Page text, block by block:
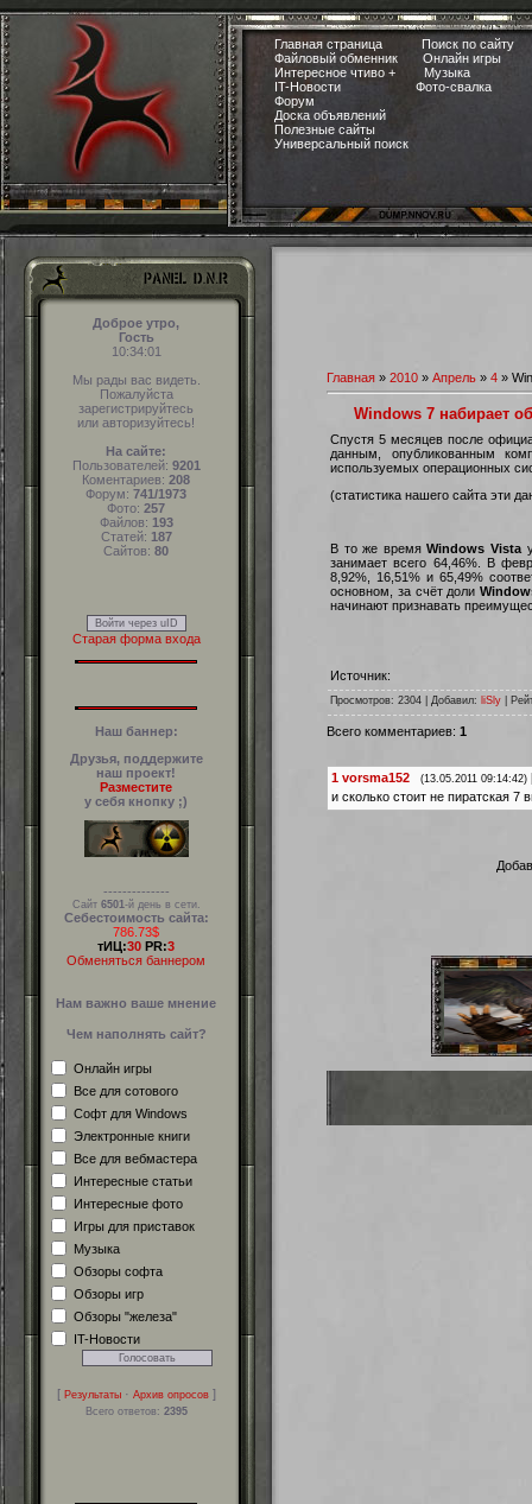
Главная страница
Поиск по сайту
Файловый обменник
Онлайн игры
Интересное чтиво +
Музыка
IT-Новости
Фото-свалка
Форум
Доска объявлений
Полезные сайты
Универсальный поиск
Доброе утро,
Гость
10:34:02
Мы рады вас видеть.
Пожалуйста
зарегистрируйтесь
или авторизуйтесь!
На сайте:
Пользователей: 9201
Коментариев: 208
Форум: 741/1973
Фото: 257
Файлов: 193
Статей: 187
Сайтов: 80
Войти через uID
Старая форма входа
Наш баннер:
Друзья, поддержите
наш проект!
Разместите
у себя кнопку ;)
--------------
Сайт 6501 -й день в сети.
Себестоимость сайта:
786.73$
тИЦ:30 PR:3
Обменяться баннером
Нам важно ваше мнение
Чем наполнять сайт?
Онлайн игры
Все для сотового
Софт для Windows
Электронные книги
Все для вебмастера
Интересные статьи
Интересные фото
Игры для приставок
Музыка
Обзоры софта
Обзоры игр
Обзоры "железа"
IT-Новости
[ Результаты· Архив опросов]
Всего ответов: 2395
Главная » 2010 » Апрель » 4 »
Windows 7 набирает
Спустя 5 месяцев после
данным, опубликованным
используемых операционных
(статистика нашего сайта эти
В то же времяWindows Vista
занимает всего 64,46%. В
8,92%, 16,51% и 65,49%
основном, за счёт доли
начинают признавать
Источник:
Просмотров: 2304 | Добавил: liSly
Всего комментариев: 1
1 vorsma152 (13.05.2011 09:14:42)
и сколько стоит не пиратская 7